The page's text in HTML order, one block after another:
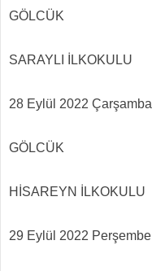
GÖLCÜK
SARAYLI İLKOKULU
28 Eylül 2022 Çarşamba
GÖLCÜK
HİSAREYN İLKOKULU
29 Eylül 2022 Perşembe